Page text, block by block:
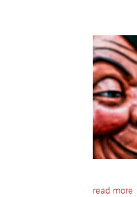
read more